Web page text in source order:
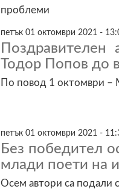
проблеми
петък 01 октомври 2021 -
Тодор Попов до
По повод 1 октомври –
петък 01 октомври 2021 -
Без победител
млади поети на
Осем автори са подали